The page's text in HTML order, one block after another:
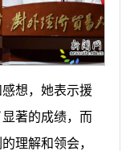
想，她表示援
著的成绩，而
理解和领会，